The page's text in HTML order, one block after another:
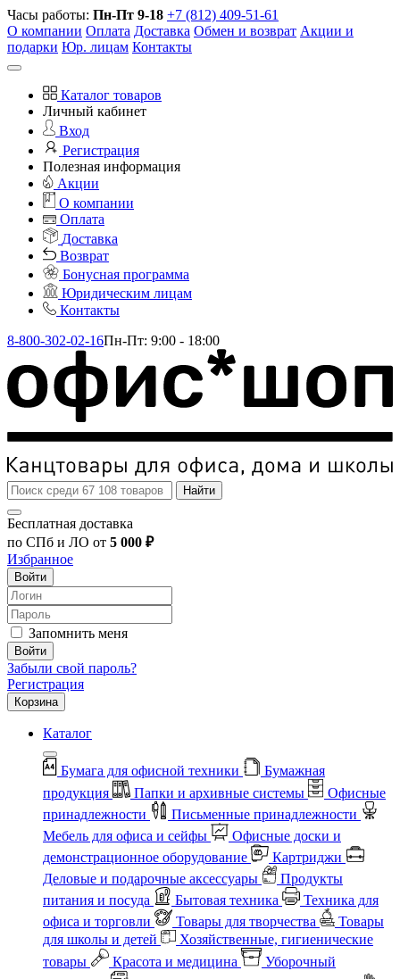
Часы работы: Пн-Пт 9-18 +7 (812) 409-51-61
О компании Оплата Доставка Обмен и возврат Акции и
подарки Юр. лицам Контакты
Каталог товаров
Личный кабинет
Вход
Регистрация
Полезная информация
Акции
О компании
Оплата
Доставка
Возврат
Бонусная программа
Юридическим лицам
Контакты
8-800-302-02-16Пн-Пт: 9:00 - 18:00
Найти
Бесплатная доставка
по СПб и ЛО от 5 000 ₽
Избранное
Войти
Запомнить меня
Войти
Забыли свой пароль?
Регистрация
Корзина
Каталог
Бумага для офисной техники
Бумажная
продукция
Папки и архивные системы
Офисные
принадлежности
Письменные принадлежности
Мебель для офиса и сейфы
Офисные доски и
демонстрационное оборудование
Картриджи
Деловые и подарочные аксессуары
Продукты
питания и посуда
Бытовая техника
Техника для
офиса и торговли
Товары для творчества
Товары
для школы и детей
Хозяйственные, гигиенические
товары
Красота и медицина
Уборочный